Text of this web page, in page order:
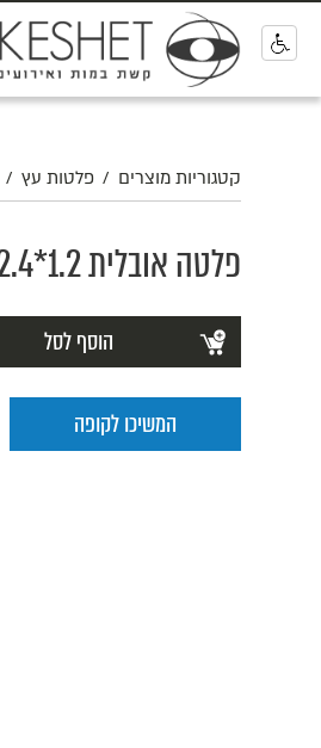
קטגוריות מוצרים / פלטות עץ /
פלטה אובלית 1.2*2.4 מ'
הוסף לסל
המשיכו לקופה